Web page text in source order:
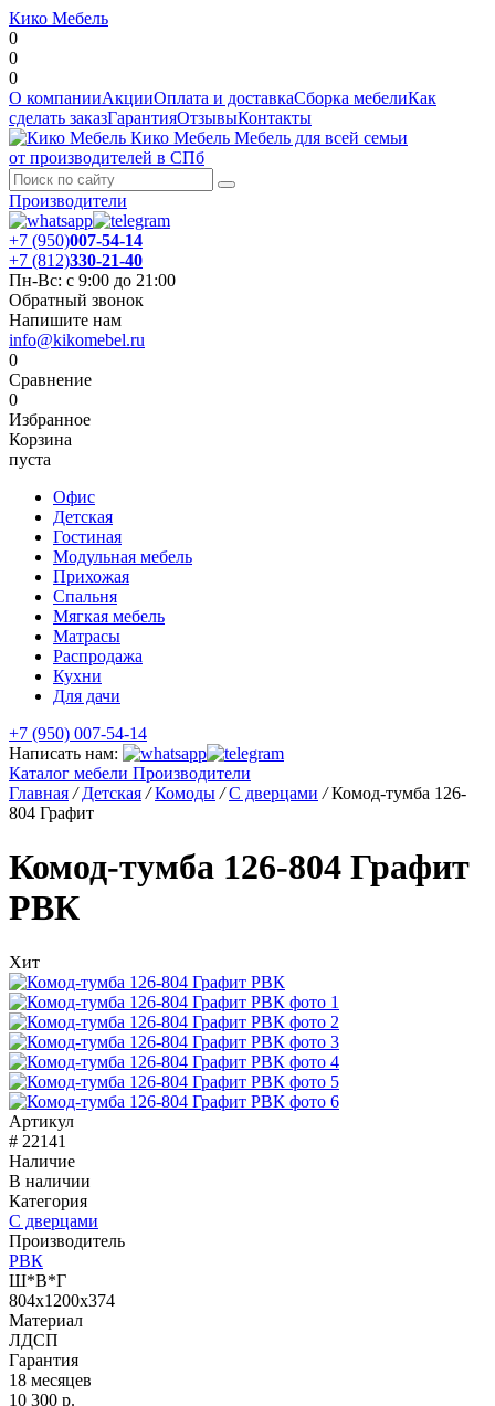
Кико Мебель
0
0
0
О компанииАкцииОплата и доставкаСборка мебелиКак
сделать заказГарантияОтзывыКонтакты
Кико Мебель Мебель для всей семьи
от производителей в СПб
Производители
+7 (950)007-54-14
+7 (812)330-21-40
Пн-Вс: с 9:00 до 21:00
Обратный звонок
Напишите нам
info@kikomebel.ru
0
Сравнение
0
Избранное
Корзина
пуста
Офис
Детская
Гостиная
Модульная мебель
Прихожая
Спальня
Мягкая мебель
Матрасы
Распродажа
Кухни
Для дачи
+7 (950) 007-54-14
Написать нам:
Каталог мебели Производители
Главная / Детская / Комоды / С дверцами / Комод-тумба 126-
804 Графит
Комод-тумба 126-804 Графит
РВК
Хит
Артикул
# 22141
Наличие
В наличии
Категория
С дверцами
Производитель
РВК
Ш*В*Г
804x1200x374
Материал
ЛДСП
Гарантия
18 месяцев
10 300 р.